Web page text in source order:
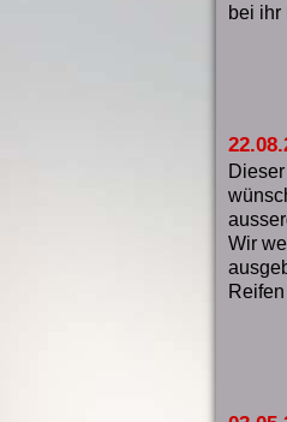
bei ihr
Wir